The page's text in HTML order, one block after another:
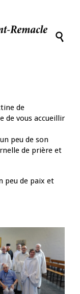

de
de vous accueillir
peu de son
de prière et
peu de paix et